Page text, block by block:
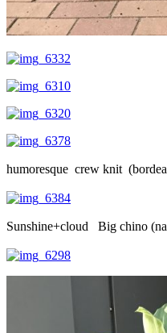
humoresque crew knit
Sunshine+cloud Big chino